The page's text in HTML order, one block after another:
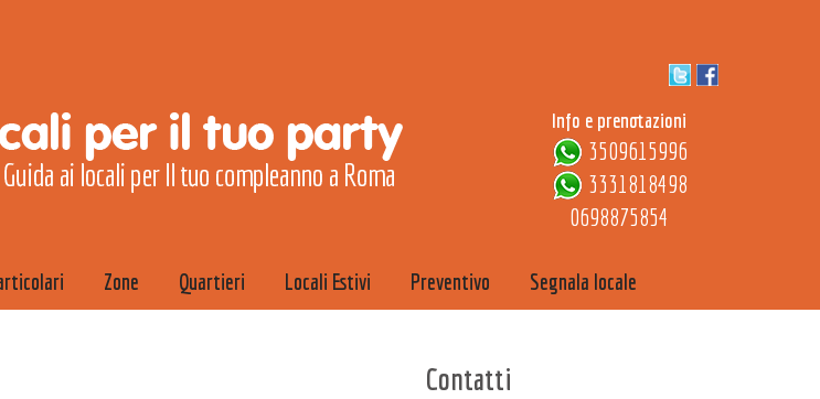
Info e prenotazioni
3509615996
3331818498
0698875854
Zone Quartieri Locali Estivi Preventivo Segnala locale
Contatti